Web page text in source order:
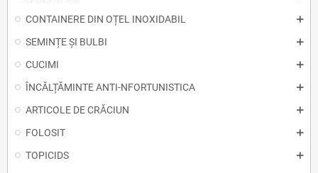
CONTAINERE DIN OȚEL INOXIDABIL
SEMINȚE ȘI BULBI
CUCIMI
ÎNCĂLȚĂMINTE ANTI-NFORTUNISTICA
ARTICOLE DE CRĂCIUN
FOLOSIT
TOPICIDS